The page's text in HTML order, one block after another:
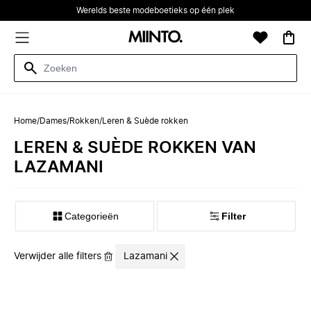
Werelds beste modeboetieks op één plek
Home/Dames/Rokken/ Leren & Suède rokken
LEREN & SUÈDE ROKKEN VAN
LAZAMANI
Categorieën Filter
Verwijder alle filters Lazamani